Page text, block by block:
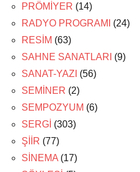
PRÖMİYER (14)
RADYO PROGRAMI
(24)
RESİM (63)
SAHNE SANATLARI (9)
SANAT-YAZI (56)
SEMİNER (2)
SEMPOZYUM (6)
SERGİ (303)
ŞİİR (77)
SİNEMA (17)